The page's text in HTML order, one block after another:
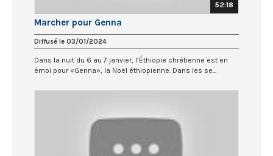
52:18
Marcher pour Genna
Diffusé le 03/01/2024
Dans la nuit du 6 au 7 janvier, l’Éthiopie chrétienne est en
émoi pour «Genna», la Noël éthiopienne. Dans les se...